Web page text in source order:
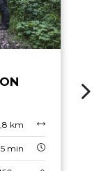
km
min